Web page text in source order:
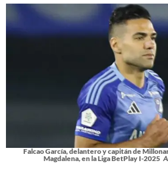
Falcao García, delantero y capitán de
Magdalena, en la Liga BetPlay I-2025